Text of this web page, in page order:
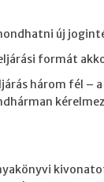
új
formát
három fél